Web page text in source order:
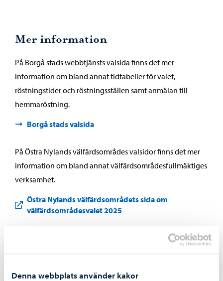
Denna webbplats använder kakor
Mer information
På Borgå stads webbtjänsts valsida finns det mer
information om bland annat tidtabeller för valet,
röstningstider och röstningsställen samt anmälan till
hemmaröstning.
Borgå stads valsida
På Östra Nylands välfärdsområdes valsidor finns det mer
information om bland annat välfärdsområdesfullmäktiges
verksamhet.
Östra Nylands välfärdsområdets sida om
välfärdsområdesvalet 2025